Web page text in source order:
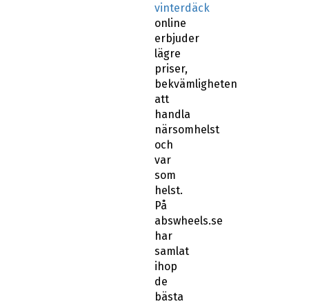
vinterdäck
online
erbjuder
lägre
priser,
bekvämligheten
att
handla
närsomhelst
och
var
som
helst.
På
abswheels.se
har
samlat
ihop
de
bästa